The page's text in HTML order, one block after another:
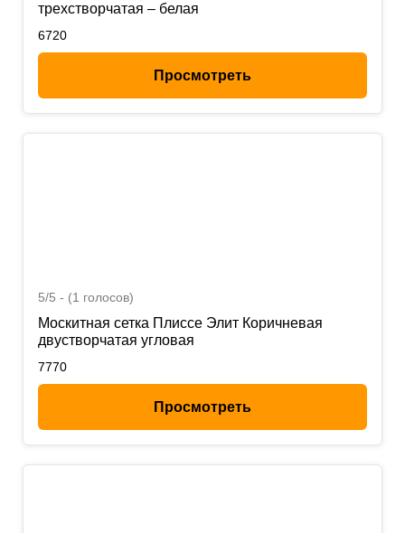
трехстворчатая – белая
6720
Просмотреть
5/5 - (1 голосов)
Москитная сетка Плиссе Элит Коричневая
двустворчатая угловая
7770
Просмотреть